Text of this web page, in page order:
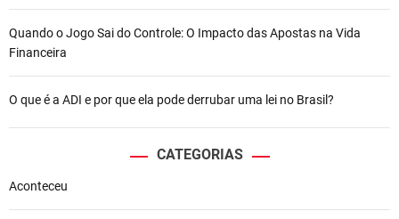
Quando o Jogo Sai do Controle: O Impacto das Apostas na Vida
Financeira
O que é a ADI e por que ela pode derrubar uma lei no Brasil?
CATEGORIAS
Aconteceu